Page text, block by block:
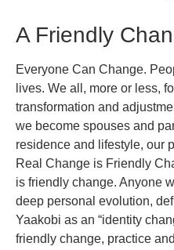
A Friendly
Everyone Can Change.
lives. We all, more or less,
transformation and
we become spouses and
residence and lifestyle, our
Real Change is Friendly
is friendly change. Anyone
deep personal evolution,
Yaakobi as an “identity
friendly change, practice